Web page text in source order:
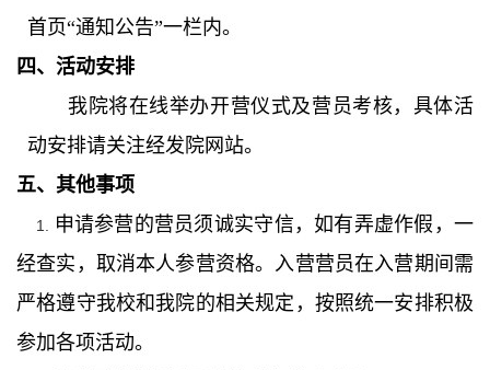
首页“通知公告”一栏内。
四、活动安排
我院将在线举办开营仪式及营员考核，具体活
动安排请关注经发院网站。
五、其他事项
1.
申请参营的营员须诚实守信，如有弄虚作假，一
经查实，取消本人参营资格。入营营员在入营期间需
严格遵守我校和我院的相关规定，按照统一安排积极
参加各项活动。